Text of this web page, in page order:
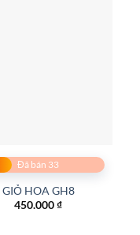
Đã bán 33
GIỎ HOA GH8
450.000₫